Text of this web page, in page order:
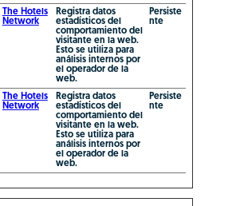
The Hotels
Network
Registra datos
estadísticos del
comportamiento del
visitante en la web.
Esto se utiliza para
análisis internos por
el operador de la
web.
Persiste
nte
The Hotels
Network
Registra datos
estadísticos del
comportamiento del
visitante en la web.
Esto se utiliza para
análisis internos por
el operador de la
web.
Persiste
nte